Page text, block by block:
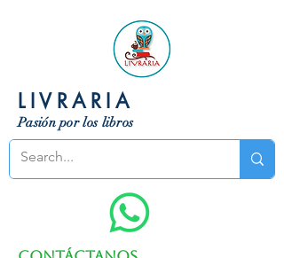
LIVRARIA
Pasión por los libros